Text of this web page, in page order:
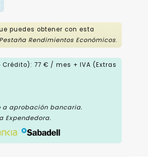
puedes obtener con esta
Pestaña Rendimientos Económicos.
77 € / mes + IVA (Extras
a aprobación bancaria.
Expendedora.